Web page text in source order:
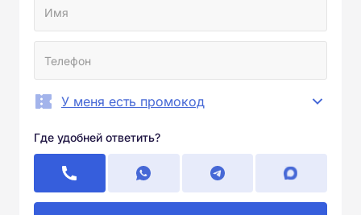
У меня есть промокод
Где удобней ответить?